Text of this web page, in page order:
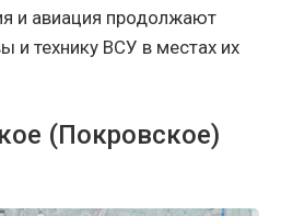
и авиация продолжают
и технику ВСУ в местах их
(Покровское)